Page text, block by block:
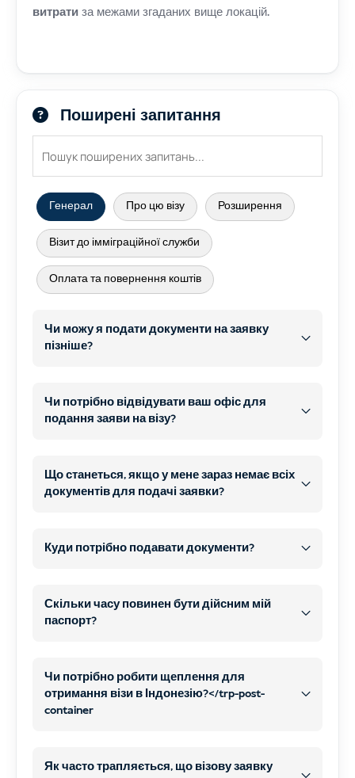
витрати за межами згаданих вище локацій.
Поширені запитання
Генерал Про цю візу Розширення
Візит до імміграційної служби
Оплата та повернення коштів
Чи можу я подати документи на заявку
пізніше?
електронна пошта
оформити та подати заявку
на візу
Чи потрібно відвідувати ваш офіс для
подання заяви на візу?
Що станеться, якщо у мене зараз немає всіх
документів для подачі заявки?
пізніше
WhatsApp або
почати
обробку вашої візи
Ваш платіж
Куди потрібно подавати документи?
Оформіть замовлення на нашому сайті та
отримайте підтвердження оплати.
заявки.
Скільки часу повинен бути дійсним мій
паспорт?
тип вашої візи ваша ситуація
Чи потрібно робити щеплення для
отримання візи в Індонезію?</trp-post-
container
COVID-19
Як часто трапляється, що візову заявку